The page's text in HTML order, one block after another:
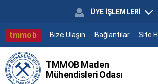
ÜYE İŞLEMLERİ
tmmob Bize Ulaşın Bağlantılar Site
TMMOB Maden
Mühendisleri Odası